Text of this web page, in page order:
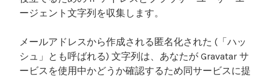
ージェント文字列を収集します。
メールアドレスから作成される匿名化された (「ハッ
シュ」とも呼ばれる) 文字列は、あなたが Gravatar サ
ービスを使用中かどうか確認するため同サービスに提